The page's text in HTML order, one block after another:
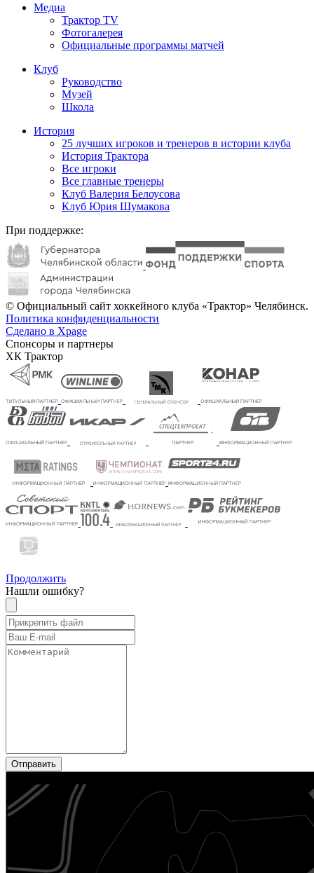
Медиа
Трактор TV
Фотогалерея
Официальные программы матчей
Клуб
Руководство
Музей
Школа
История
25 лучших игроков и тренеров в истории клуба
История Трактора
Все игроки
Все главные тренеры
Клуб Валерия Белоусова
Клуб Юрия Шумакова
При поддержке:
© Официальный сайт хоккейного клуба «Трактор» Челябинск.
Политика конфиденциальности
Сделано в Xpage
Спонсоры и партнеры
ХК Трактор
Продолжить
Нашли ошибку?